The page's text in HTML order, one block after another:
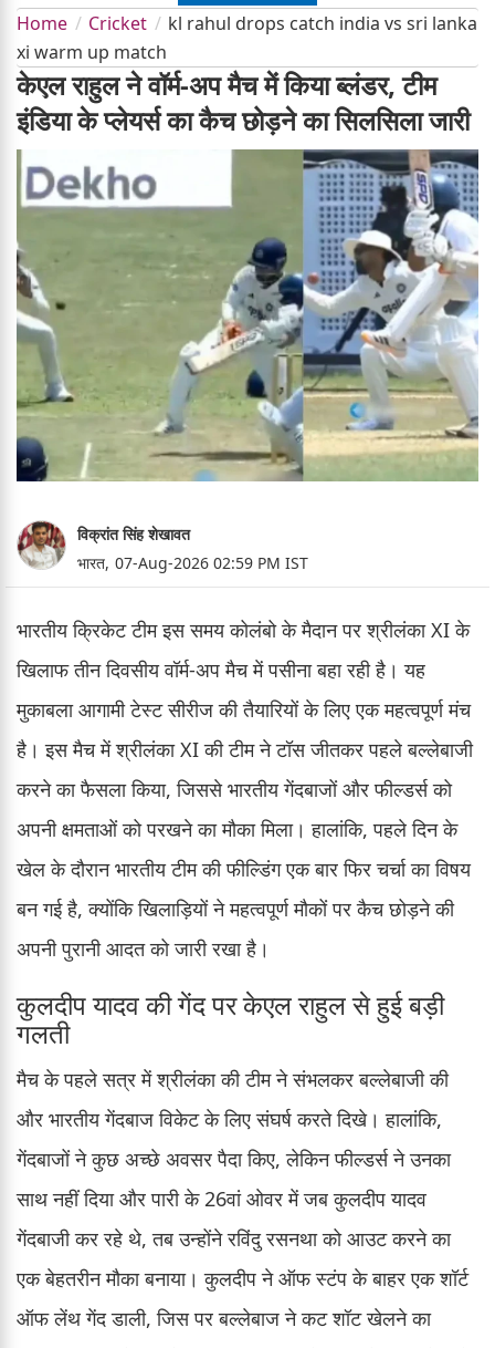
Home Cricket
kl rahul drops catch india vs sri lanka
xi warm up match
केएल राहुल ने वॉर्म-अप मैच में किया ब्लंडर, टीम
इंडिया के प्लेयर्स का कैच छोड़ने का सिलसिला जारी
विक्रांत सिंह शेखावत
भारत, 07-Aug-2026 02:59 PM IST
भारतीय क्रिकेट टीम इस समय कोलंबो के मैदान पर श्रीलंका XI के
खिलाफ तीन दिवसीय वॉर्म-अप मैच में पसीना बहा रही है। यह
मुकाबला आगामी टेस्ट सीरीज की तैयारियों के लिए एक महत्वपूर्ण मंच
है। इस मैच में श्रीलंका XI की टीम ने टॉस जीतकर पहले बल्लेबाजी
करने का फैसला किया, जिससे भारतीय गेंदबाजों और फील्डर्स को
अपनी क्षमताओं को परखने का मौका मिला। हालांकि, पहले दिन के
खेल के दौरान भारतीय टीम की फील्डिंग एक बार फिर चर्चा का विषय
बन गई है, क्योंकि खिलाड़ियों ने महत्वपूर्ण मौकों पर कैच छोड़ने की
अपनी पुरानी आदत को जारी रखा है।
कुलदीप यादव की गेंद पर केएल राहुल से हुई बड़ी
गलती
मैच के पहले सत्र में श्रीलंका की टीम ने संभलकर बल्लेबाजी की
और भारतीय गेंदबाज विकेट के लिए संघर्ष करते दिखे। हालांकि,
गेंदबाजों ने कुछ अच्छे अवसर पैदा किए, लेकिन फील्डर्स ने उनका
साथ नहीं दिया और पारी के 26वां ओवर में जब कुलदीप यादव
गेंदबाजी कर रहे थे, तब उन्होंने रविंदु रसनथा को आउट करने का
एक बेहतरीन मौका बनाया। कुलदीप ने ऑफ स्टंप के बाहर एक शॉर्ट
ऑफ लेंथ गेंद डाली, जिस पर बल्लेबाज ने कट शॉट खेलने का